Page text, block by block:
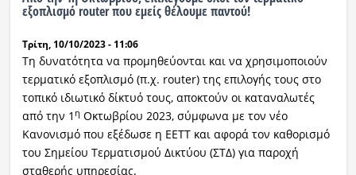
Ελλάδα
Κοινωνία
Πολιτική
Οικονομία
Αθλητικά
εξοπλισμό router που εμείς θέλουμε παντού!
Τρίτη, 10/10/2023 - 11:06
Τη δυνατότητα να προμηθεύονται και να χρησιμοποιούν
τερματικό εξοπλισμό (π.χ. router) της επιλογής τους στο
τοπικό ιδιωτικό δίκτυό τους, αποκτούν οι καταναλωτές
από την 1 η Οκτωβρίου 2023, σύμφωνα με τον νέο
Κανονισμό που εξέδωσε η ΕΕΤΤ και αφορά τον καθορισμό
του Σημείου Τερματισμού Δικτύου (ΣΤΔ) για παροχή
σταθερής υπηρεσίας.